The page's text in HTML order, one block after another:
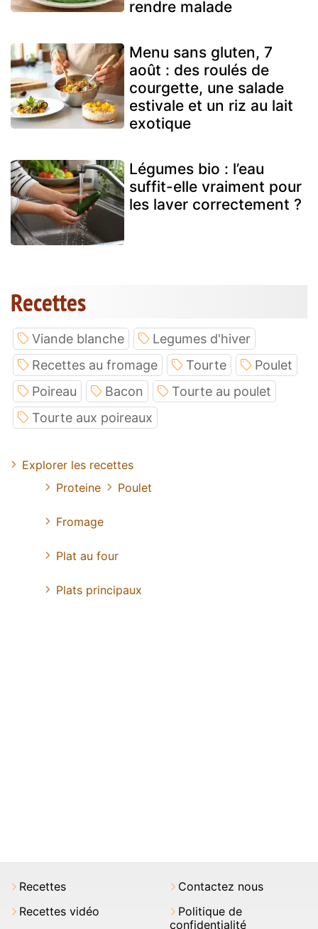
rendre malade
Menu sans gluten, 7
août : des roulés de
courgette, une salade
estivale et un riz au lait
exotique
Légumes bio : l’eau
suffit-elle vraiment pour
les laver correctement ?
Recettes
Viande blanche
Legumes d'hiver
Recettes au fromage
Tourte
Poulet
Poireau
Bacon
Tourte au poulet
Tourte aux poireaux
Explorer les recettes
Proteine
Poulet
Fromage
Plat au four
Plats principaux
Recettes
Recettes vidéo
Contactez nous
Politique de
confidentialité